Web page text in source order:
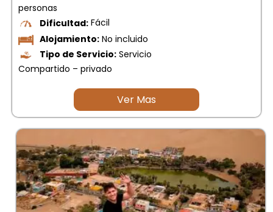
personas
Dificultad: Fácil
Alojamiento: No incluido
Tipo de Servicio: Servicio
Compartido – privado
Ver Mas